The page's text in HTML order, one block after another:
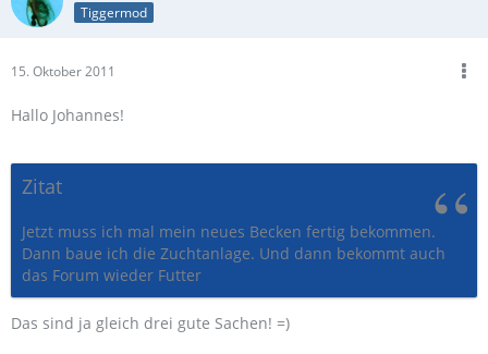
Tiggermod
15. Oktober 2011
Hallo Johannes!
Zitat
Jetzt muss ich mal mein neues Becken fertig bekommen.
Dann baue ich die Zuchtanlage. Und dann bekommt auch
das Forum wieder Futter
Das sind ja gleich drei gute Sachen! =)